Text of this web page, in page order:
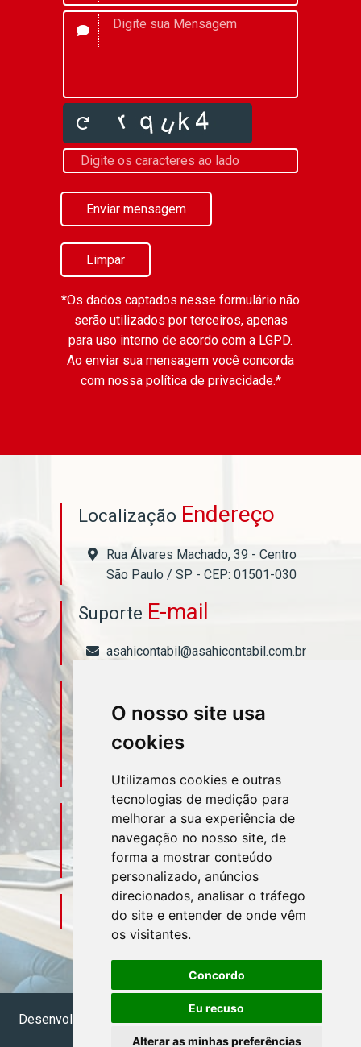
O nosso site usa
cookies
Utilizamos cookies e outras
tecnologias de medição para
melhorar a sua experiência de
navegação no nosso site, de
forma a mostrar conteúdo
personalizado, anúncios
direcionados, analisar o tráfego
do site e entender de onde vêm
os visitantes.
Concordo
Eu recuso
Alterar as minhas preferências
Enviar mensagem
Limpar
*Os dados captados nesse formulário não
serão utilizados por terceiros, apenas
para uso interno de acordo com a LGPD.
Ao enviar sua mensagem você concorda
com nossa política de privacidade.*
Localização Endereço
Rua Álvares Machado, 39 - Centro
São Paulo / SP - CEP: 01501-030
Suporte E-mail
asahicontabil@asahicontabil.com.br
(11) 3106-3544
(11) 95580-4449
RedesSociais
Mapa do Escritório
Desenvolvido por
2026. Todos os direitos
reservados.
Administrador